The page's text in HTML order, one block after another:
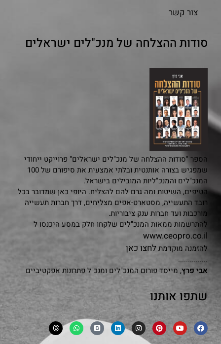
צור קשר
סודות ההצלחה של מנכ"לים ישראלים
הספר "סודות ההצלחה של מנכ"לים ישראלים" פרוייקט ייחודי
שמפגיש בצורה אותנטית ובלתי אמצעית את סיפורם של 100
המנכ"לים והמנכ"ליות המובילים בישראל.
הטיפים, השיטות ומה גרם להם להצליח. היופי כאן שמדובר בכל
רובד התעשייה, מסטארט-אפים מצליחים, דרך חברות תעשייה
מורכבות ועד חברות ענק ציבוריות.
להתרשמות ממאות המנכ"לים שלקחו חלק במסע היכנסו ל
www.ceopro.co.il
להזמנה מוקדמת לחצו כאן
...............
אבי פרץ, מייסד פורום המנכ"לים ומנכ"ל פתרונות אפקטיביים
שתפו אותנו